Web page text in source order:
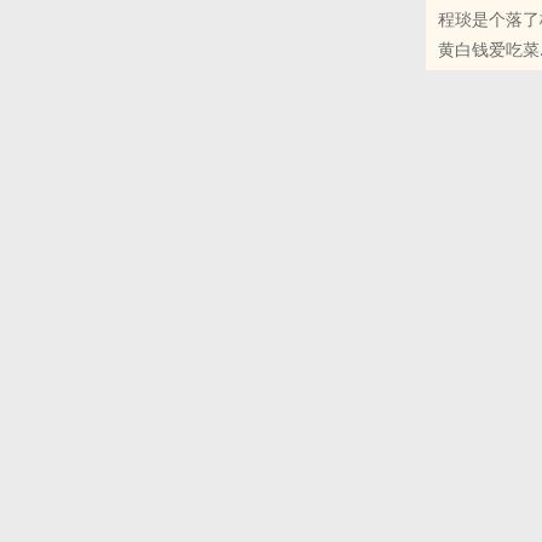
肖律查×阮尔
绿茶白切黑
程琰是个落了
黄白钱爱吃菜